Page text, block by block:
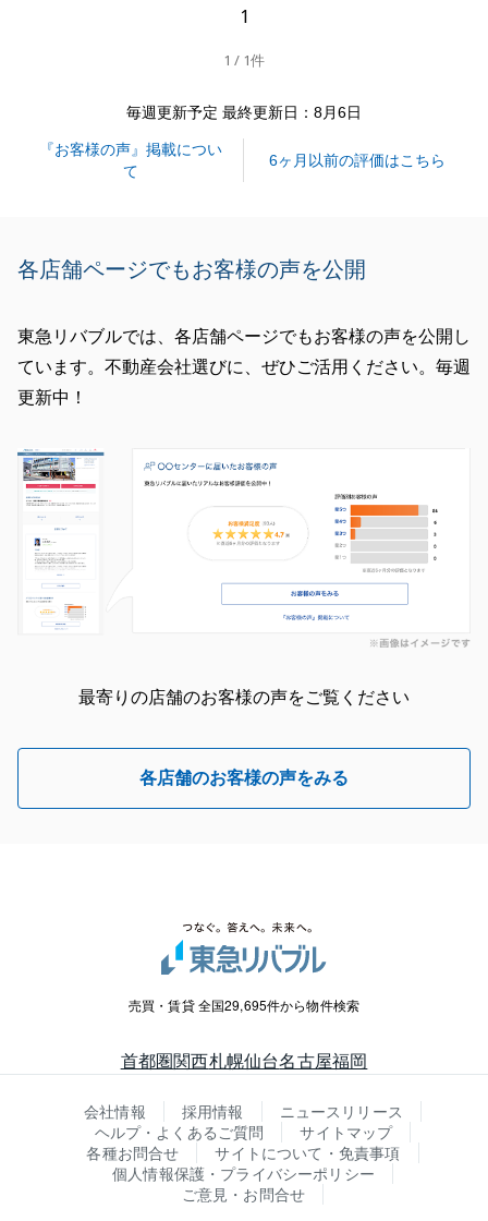
閉じる
1
1 / 1件
毎週更新予定 最終更新日：8月6日
『お客様の声』掲載につい
て
6ヶ月以前の評価はこちら
各店舗ページでもお客様の声を公開
東急リバブルでは、各店舗ページでもお客様の声を公開し
ています。不動産会社選びに、ぜひご活用ください。毎週
更新中！
最寄りの店舗のお客様の声をご覧ください
各店舗のお客様の声をみる
売買・賃貸 全国29,695件から物件検索
首都圏関西札幌仙台名古屋福岡
会社情報 採用情報
ニュースリリース
ヘルプ・よくあるご質問
サイトマップ
各種お問合せ
サイトについて・免責事項
個人情報保護・プライバシーポリシー
ご意見・お問合せ